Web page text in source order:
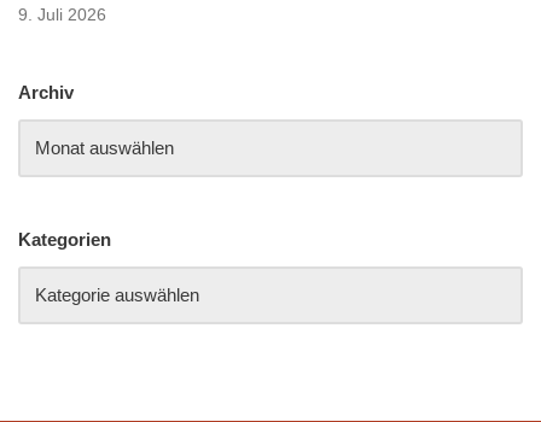
9. Juli 2026
Archiv
Kategorien